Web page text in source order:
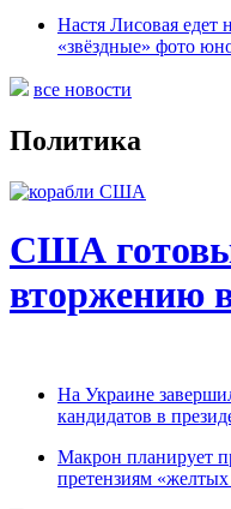
Настя Лисовая едет
«звёздные» фото
все новости
Политика
США
вторжению
На Украине
кандидатов в
Макрон планирует
претензиям